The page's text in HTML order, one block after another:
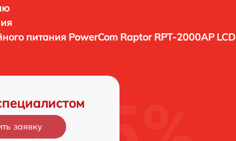
питания PowerCom Raptor RPT-2000AP LCD
заявку